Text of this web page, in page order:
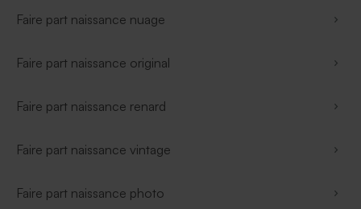
Faire part naissance nuage
Faire part naissance original
Faire part naissance renard
Faire part naissance vintage
Faire part naissance photo